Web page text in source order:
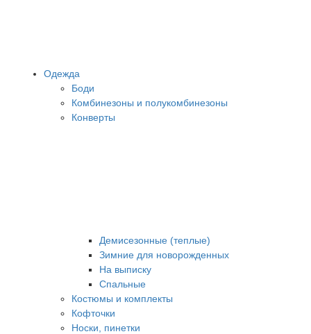
Одежда
Боди
Комбинезоны и полукомбинезоны
Конверты
Демисезонные (теплые)
Зимние для новорожденных
На выписку
Спальные
Костюмы и комплекты
Кофточки
Носки, пинетки